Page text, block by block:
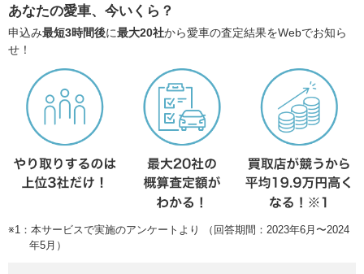
あなたの愛車、今いくら？
申込み最短3時間後に最大20社から愛車の査定結果をWebでお知ら
せ！
※1：本サービスで実施のアンケートより （回答期間：2023年6月〜2024
年5月）